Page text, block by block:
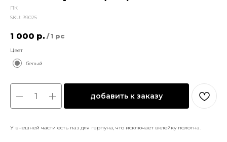
ПК
SKU: 39025
1 000 р. / 1 pc
Цвет
белый
добавить к заказу
У внешней части есть паз для гарпуна, что исключает вклейку полотна.